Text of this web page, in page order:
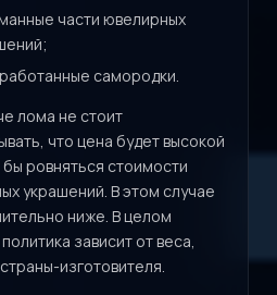
части ювелирных
самородки.
лома не стоит
что цена будет высокой
бы ровняться стоимости
украшений. В этом случае
ниже. В целом
зависит от веса,
изготовителя.